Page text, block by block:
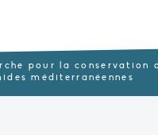
pour la conservation
méditerranéennes